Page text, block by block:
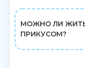
МОЖНО ЛИ
ПРИКУСОМ?